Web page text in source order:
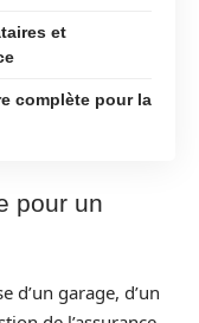
et
complète pour la
pour un
d’un garage, d’un